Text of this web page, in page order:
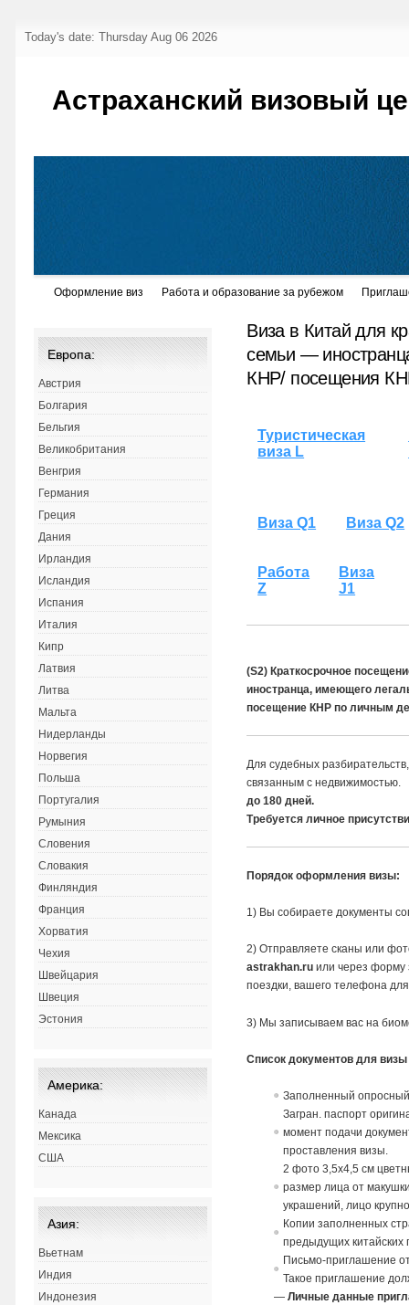
Today's date: Thursday Aug 06 2026
Астраханский визовый
Оформление виз Работа и образование за рубежом
Виза в Китай для
семьи —
КНР/ посещения
Туристическая
виза L
Виза Q1 Виза Q2
Работа
Z
Виза
J1
(S2) Краткосрочное
иностранца, имеющего
посещение КНР по личным
Для судебных
связанным с недвижимостью.
до 180 дней.
Требуется личное
Порядок оформления визы:
1) Вы собираете документы
2) Отправляете сканы или
astrakhan.ru или через форму
поездки, вашего телефона
3) Мы записываем вас на
Список документов для визы
Заполненный
Загран. паспорт
момент подачи
проставления визы.
2 фото 3,5х4,5 см
размер лица от
украшений, лицо
Копии заполненных
предыдущих китайских
Письмо-приглашение
Такое приглашение
—Личные данные
Европа:
Австрия
Болгария
Бельгия
Великобритания
Венгрия
Германия
Греция
Дания
Ирландия
Исландия
Испания
Италия
Кипр
Латвия
Литва
Мальта
Нидерланды
Норвегия
Польша
Португалия
Румыния
Словения
Словакия
Финляндия
Франция
Хорватия
Чехия
Швейцария
Швеция
Эстония
Америка:
Канада
Мексика
США
Азия:
Вьетнам
Индия
Индонезия